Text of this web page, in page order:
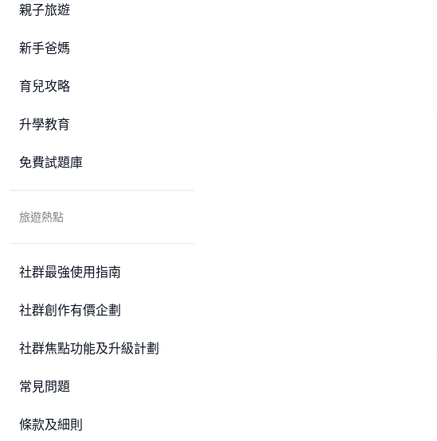
親子旅遊
新手爸媽
育兒攻略
升學教育
免費試題庫
旅遊熱點
社群最強使用指南
社群創作有價企劃
社群焦點功能及升級計劃
常見問題
條款及細則